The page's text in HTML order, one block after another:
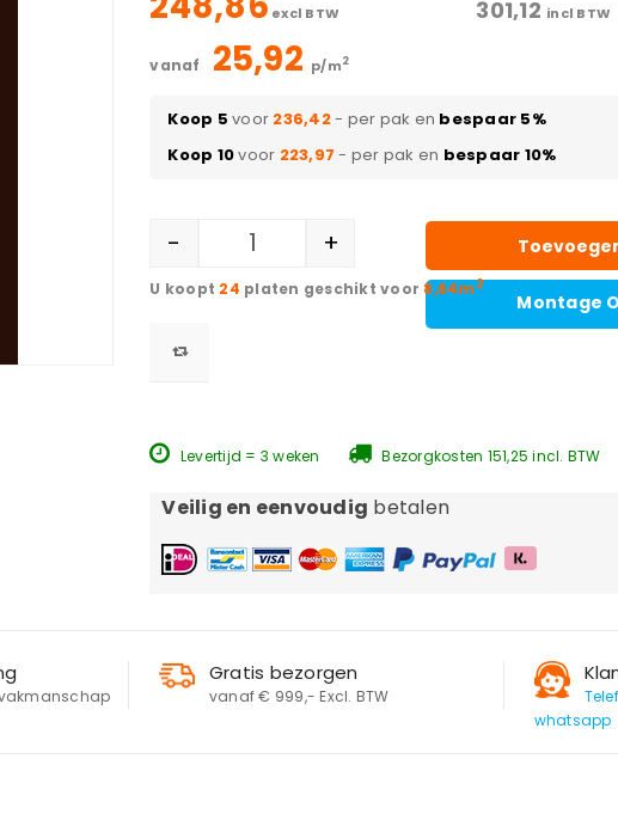
excl BTW 301,12 incl BTW
vanaf 25,92 p/m2
Koop 5 voor 236,42- per pak en bespaar 5%
Koop 10voor 223,97 - per pak en bespaar 10%
- +
Montage
24 platen geschikt voor 8,64m2
Levertijd = 3 weken Bezorgkosten 151,25 incl. BTW
Veilig en eenvoudig betalen
Gratis bezorgen
vanaf € 999,- Excl. BTW
whatsapp